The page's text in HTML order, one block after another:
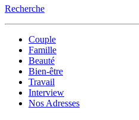
Recherche
Couple
Famille
Beauté
Bien-être
Travail
Interview
Nos Adresses